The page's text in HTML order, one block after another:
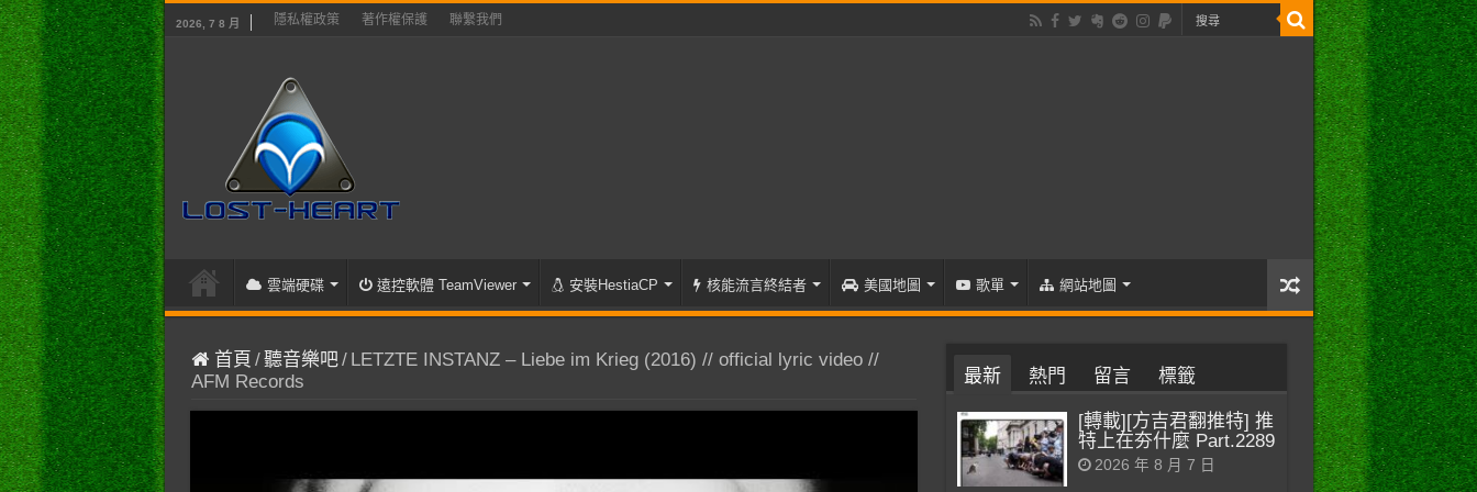
2026, 7 8 月 隱私權政策 著作權保護 聯繫我們
雲端硬碟 遠控軟體 TeamViewer 安裝HestiaCP 核能流言終結者 美國地圖 歌單 網站地圖
首頁 /聽音樂吧/ LETZTE INSTANZ – Liebe im Krieg (2016) // official lyric video //
AFM Records
最新 熱門 留言 標籤
[轉載][方吉君翻推特] 推
特上在夯什麼 Part.2289
2026 年 8 月 7 日